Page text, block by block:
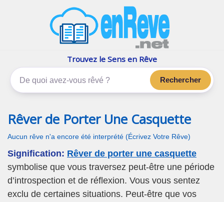
Les rêves, c'est plus que çaTrouvez le Sens en Rêve
Rechercher
Rêver de Porter Une Casquette
Aucun rêve n'a encore été interprété (Écrivez Votre Rêve)
Signification: Rêver de porter une casquette
symbolise que vous traversez peut-être une période
d’introspection et de réflexion. Vous vous sentez
exclu de certaines situations. Peut-être que vos